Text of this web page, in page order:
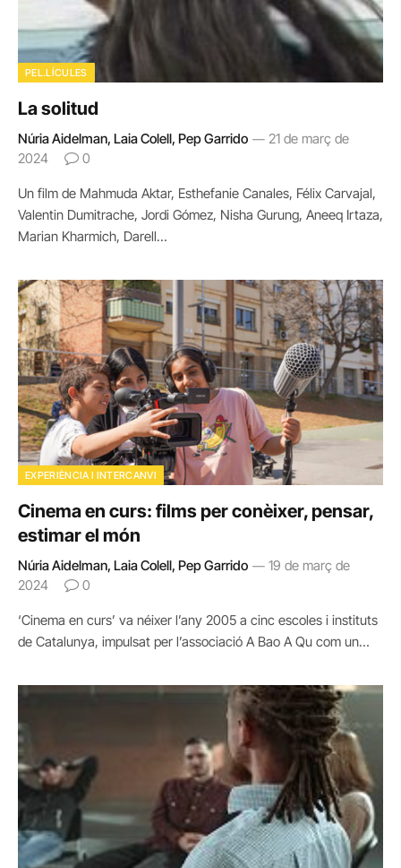
PEL.LÍCULES
La solitud
Núria Aidelman, Laia Colell, Pep Garrido
21 de març de
2024
0
Un film de Mahmuda Aktar, Esthefanie Canales, Félix Carvajal,
Valentin Dumitrache, Jordi Gómez, Nisha Gurung, Aneeq Irtaza,
Marian Kharmich, Darell…
EXPERIÈNCIA I INTERCANVI
Cinema en curs: films per conèixer, pensar,
estimar el món
Núria Aidelman, Laia Colell, Pep Garrido
19 de març de
2024
0
‘Cinema en curs’ va néixer l’any 2005 a cinc escoles i instituts
de Catalunya, impulsat per l’associació A Bao A Qu com un…